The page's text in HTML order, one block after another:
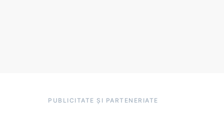
PUBLICITATE ȘI PARTENERIATE